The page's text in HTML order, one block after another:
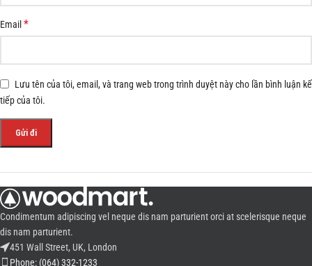
Email *
Lưu tên của tôi, email, và trang web trong trình duyệt này cho lần bình luận kế
tiếp của tôi.
Condimentum adipiscing vel neque dis nam parturient orci at scelerisque neque
dis nam parturient.
451 Wall Street, UK, London
Phone: (064) 332-1233